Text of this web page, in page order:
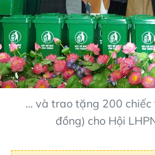
… và trao tặng 200
đồng) cho Hội